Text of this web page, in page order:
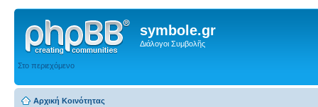
symbole.gr
Διάλογοι Συμβολῆς
Στο περιεχόμενο
Αρχική Κοινότητας